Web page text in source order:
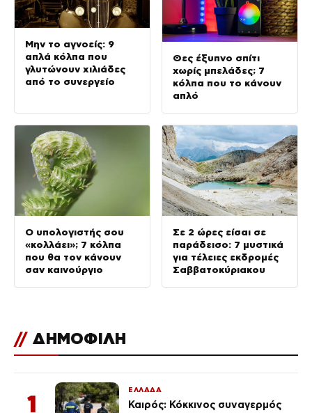
Μην το αγνοείς: 9
απλά κόλπα που
γλυτώνουν χιλιάδες
από το συνεργείο
Θες έξυπνο σπίτι
χωρίς μπελάδες; 7
κόλπα που το κάνουν
απλό
Ο υπολογιστής σου
«κολλάει»; 7 κόλπα
που θα τον κάνουν
σαν καινούργιο
Σε 2 ώρες είσαι σε
παράδεισο: 7 μυστικά
για τέλειες εκδρομές
Σαββατοκύριακου
// ΔΗΜΟΦΙΛΗ
1
ΕΛΛΑΔΑ
Καιρός: Κόκκινος συναγερμός